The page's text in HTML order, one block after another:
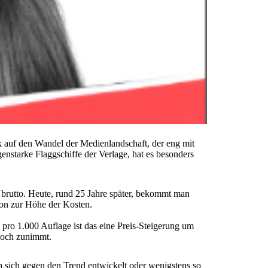
den Wandel der Medienlandschaft, der eng mit
Flaggschiffe der Verlage, hat es besonders
Heute, rund 25 Jahre später, bekommt man
zur Höhe der Kosten.
1.000 Auflage ist das eine Preis-Steigerung um
zunimmt.
gegen den Trend entwickelt oder wenigstens so